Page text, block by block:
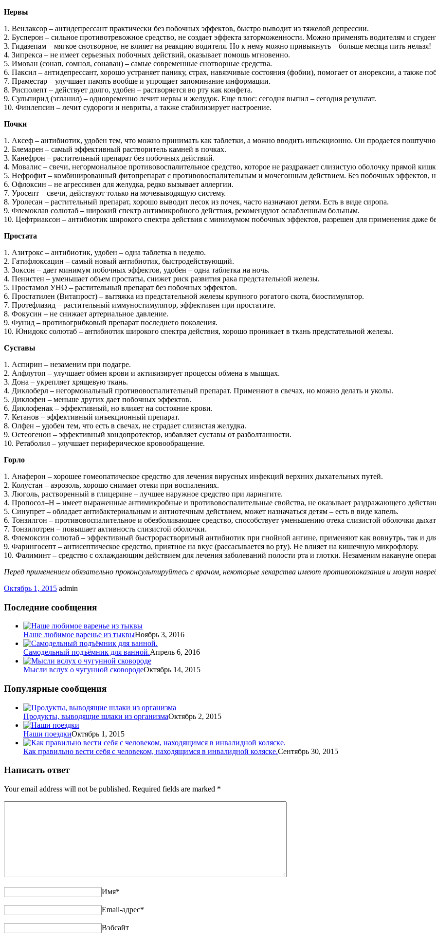
Нервы
1. Венлаксор – антидепрессант практически без побочных эффектов, быстро выводит из тяжелой депрессии.
2. Бусперон – сильное противотревожное средство, не создает эффекта заторможенности. Можно применять водителям и
3. Гидазепам – мягкое снотворное, не влияет на реакцию водителя. Но к нему можно привыкнуть – больше месяца пить нельзя!
4. Зипрекса – не имеет серьезных побочных действий, оказывает помощь мгновенно.
5. Имован (сонап, сомнол, сонаван) – самые современные снотворные средства.
6. Паксил – антидепрессант, хорошо устраняет панику, страх, навязчивые состояния (фобии), помогает от анорексии, а также
7. Праместар – улучшает память вообще и упрощает запоминание информации.
8. Рисполепт – действует долго, удобен – растворяется во рту как конфета.
9. Сульпирид (эгланил) – одновременно лечит нервы и желудок. Еще плюс: сегодня выпил – сегодня результат.
10. Финлепсин – лечит судороги и невриты, а также стабилизирует настроение.
Почки
1. Аксеф – антибиотик, удобен тем, что можно принимать как таблетки, а можно вводить инъекционно. Он продается поштучно
2. Блемарен – самый эффективный растворитель камней в почках.
3. Канефрон – растительный препарат без побочных действий.
4. Мовалис – свечи, негормональное противовоспалительное средство, которое не раздражает слизистую оболочку прямой
5. Нефрофит – комбинированный фитопрепарат с противовоспалительным и мочегонным действием. Без побочных эффектов,
6. Офлоксин – не агрессивен для желудка, редко вызывает аллергии.
7. Уросепт – свечи, действуют только на мочевыводящую систему.
8. Уролесан – растительный препарат, хорошо выводит песок из почек, часто назначают детям. Есть в виде сиропа.
9. Флемоклав солютаб – широкий спектр антимикробного действия, рекомендуют ослабленным больным.
10. Цефтриаксон – антибиотик широкого спектра действия с минимумом побочных эффектов, разрешен для применения даже
Простата
1. Азитрокс – антибиотик, удобен – одна таблетка в неделю.
2. Гатифлоксацин – самый новый антибиотик, быстродействующий.
3. Зоксон – дает минимум побочных эффектов, удобен – одна таблетка на ночь.
4. Пенистен – уменьшает объем простаты, снижет риск развития рака предстательной железы.
5. Простамол УНО – растительный препарат без побочных эффектов.
6. Простатилен (Витапрост) – вытяжка из предстательной железы крупного рогатого скота, биостимулятор.
7. Протефлазид – растительный иммуностимулятор, эффективен при простатите.
8. Фокусин – не снижает артериальное давление.
9. Фунид – противогрибковый препарат последнего поколения.
10. Юнидокс солютаб – антибиотик широкого спектра действия, хорошо проникает в ткань предстательной железы.
Суставы
1. Аспирин – незаменим при подагре.
2. Алфлутоп – улучшает обмен крови и активизирует процессы обмена в мышцах.
3. Дона – укрепляет хрящевую ткань.
4. Диклоберл – негормональный противовоспалительный препарат. Применяют в свечах, но можно делать и уколы.
5. Диклофен – меньше других дает побочных эффектов.
6. Диклофенак – эффективный, но влияет на состояние крови.
7. Кетанов – эффективный инъекционный препарат.
8. Олфен – удобен тем, что есть в свечах, не страдает слизистая желудка.
9. Остеогенон – эффективный хондопротектор, избавляет суставы от разболтанности.
10. Ретаболил – улучшает периферическое кровообращение.
Горло
1. Анаферон – хорошее гомеопатическое средство для лечения вирусных инфекций верхних дыхательных путей.
2. Колустан – аэрозоль, хорошо снимает отеки при воспалениях.
3. Люголь, растворенный в глицерине – лучшее наружное средство при ларингите.
4. Пропосол–Н – имеет выраженные антимикробные и противовоспалительные свойства, не оказывает раздражающего
5. Синупрет – обладает антибактериальным и антиотечным действием, может назначаться детям – есть в виде капель.
6. Тонзилгон – противовоспалительное и обезболивающее средство, способствует уменьшению отека слизистой оболочки
7. Тонзилотрен – повышает активность слизистой оболочки.
8. Флемоксин солютаб – эффективный быстрорастворимый антибиотик при гнойной ангине, применяют как вовнутрь, так и
9. Фарингосепт – антисептическое средство, приятное на вкус (рассасывается во рту). Не влияет на кишечную микрофлору.
10. Фалиминт – средство с охлаждающим действием для лечения заболеваний полости рта и глотки. Незаменим накануне
Перед применением обязательно проконсультируйтесь с врачом, некоторые лекарства имеют противопоказания и могут
Октябрь 1, 2015 admin
Последние сообщения
Наше любимое варенье из тыквыНоябрь 3, 2016
Самодельный подъёмник для ванной.Апрель 6, 2016
Мысли вслух о чугунной сковородеОктябрь 14, 2015
Популярные сообщения
Продукты, выводящие шлаки из организмаОктябрь 2, 2015
Наши поездкиОктябрь 1, 2015
Как правильно вести себя с человеком, находящимся в инвалидной коляске.Сентябрь 30, 2015
Написать ответ
Your email address will not be published. Required fields are marked *
Имя*
Email-адрес*
Вэбсайт